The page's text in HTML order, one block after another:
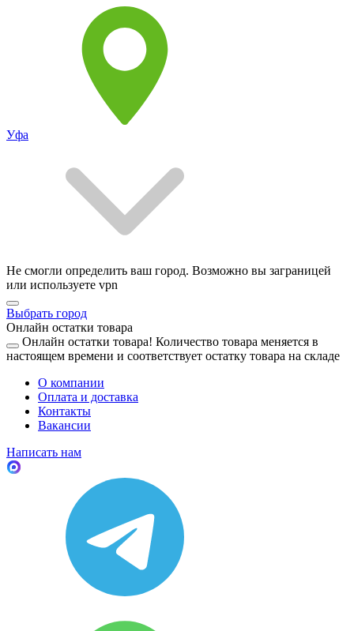
Уфа
Не смогли определить ваш город. Возможно вы заграницей
или используете vpn
Выбрать город
Онлайн остатки товара
Онлайн остатки товара! Количество товара меняется в
настоящем времени и соответствует остатку товара на складе
О компании
Оплата и доставка
Контакты
Вакансии
Написать нам